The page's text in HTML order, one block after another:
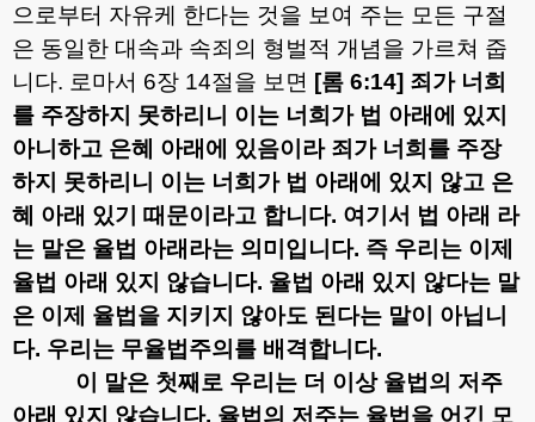
으로부터 자유케 한다는 것을 보여 주는 모든 구절
은 동일한 대속과 속죄의 형벌적 개념을 가르쳐 줍
니다. 로마서 6장 14절을 보면 [롬 6:14] 죄가 너희
를 주장하지 못하리니 이는 너희가 법 아래에 있지
아니하고 은혜 아래에 있음이라 죄가 너희를 주장
하지 못하리니 이는 너희가 법 아래에 있지 않고 은
혜 아래 있기 때문이라고 합니다. 여기서 법 아래 라
는 말은 율법 아래라는 의미입니다. 즉 우리는 이제
율법 아래 있지 않습니다. 율법 아래 있지 않다는 말
은 이제 율법을 지키지 않아도 된다는 말이 아닙니
다. 우리는 무율법주의를 배격합니다.
이 말은 첫째로 우리는 더 이상 율법의 저주
아래 있지 않습니다. 율법의 저주는 율법을 어긴 모